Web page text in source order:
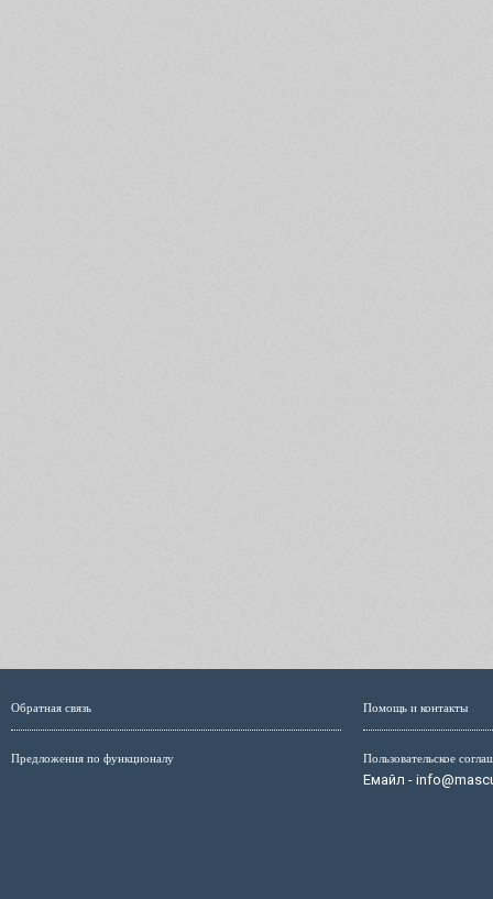
Обратная связь
Предложения по функционалу
Помощь и контакты
Пользовательское
Емайл -